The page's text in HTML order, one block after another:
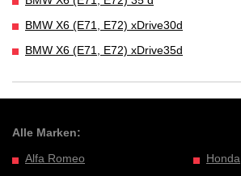
BMW X6 (E71, E72) xDrive30d
BMW X6 (E71, E72) xDrive35d
Alle Marken:
Alfa Romeo
Honda